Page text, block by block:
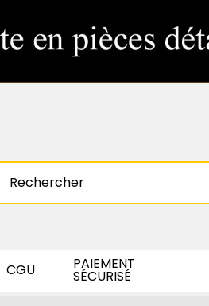
CGU PAIEMENT
SÉCURISÉ